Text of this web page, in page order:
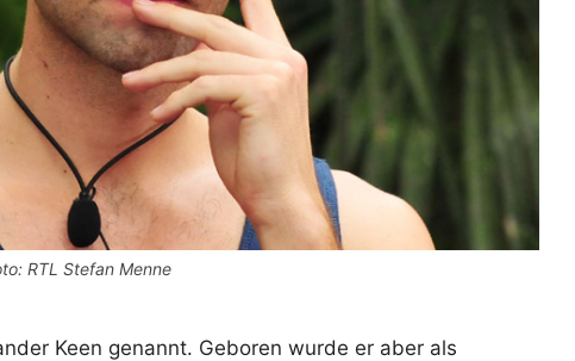
RTL Stefan Menne
Keen genannt. Geboren wurde er aber als